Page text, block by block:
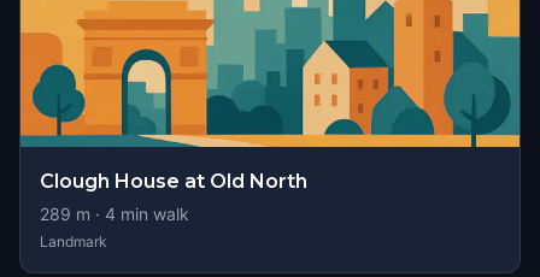
Clough House at Old North
289 m · 4 min walk
Landmark